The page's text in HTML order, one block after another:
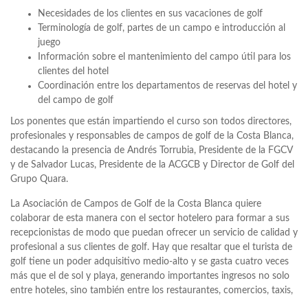
Necesidades de los clientes en sus vacaciones de golf
Terminología de golf, partes de un campo e introducción al
juego
Información sobre el mantenimiento del campo útil para los
clientes del hotel
Coordinación entre los departamentos de reservas del hotel y
del campo de golf
Los ponentes que están impartiendo el curso son todos directores,
profesionales y responsables de campos de golf de la Costa Blanca,
destacando la presencia de Andrés Torrubia, Presidente de la FGCV
y de Salvador Lucas, Presidente de la ACGCB y Director de Golf del
Grupo Quara.
La Asociación de Campos de Golf de la Costa Blanca quiere
colaborar de esta manera con el sector hotelero para formar a sus
recepcionistas de modo que puedan ofrecer un servicio de calidad y
profesional a sus clientes de golf. Hay que resaltar que el turista de
golf tiene un poder adquisitivo medio-alto y se gasta cuatro veces
más que el de sol y playa, generando importantes ingresos no solo
entre hoteles, sino también entre los restaurantes, comercios, taxis,